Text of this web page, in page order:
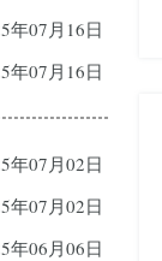
年07月16日
年07月16日
年07月02日
年07月02日
年06月06日